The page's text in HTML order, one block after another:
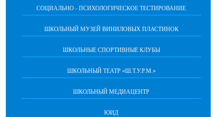
СОЦИАЛЬНО - ПСИХОЛОГИЧЕСКОЕ ТЕСТИРОВАНИЕ
ШКОЛЬНЫЙ МУЗЕЙ ВИНИЛОВЫХ ПЛАСТИНОК
ШКОЛЬНЫЕ СПОРТИВНЫЕ КЛУБЫ
ШКОЛЬНЫЙ ТЕАТР «Ш.Т.У.Р.М.»
ШКОЛЬНЫЙ МЕДИАЦЕНТР
ЮИД